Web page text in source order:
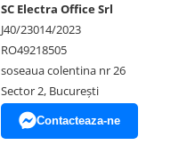
SC Electra Office Srl
J40/23014/2023
RO49218505
soseaua colentina nr 26
Sector 2, București
Contacteaza-ne